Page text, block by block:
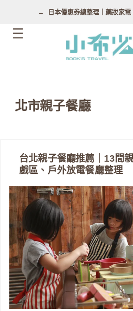
日本優惠券總整理｜藥妝家
北市親子餐廳
台北親子餐廳推薦｜13間
戲區、戶外放電餐廳整理